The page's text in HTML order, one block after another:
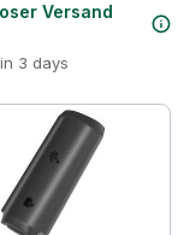
Versand
3 days